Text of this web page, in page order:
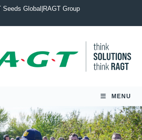
Seeds Global RAGT Group
MENU